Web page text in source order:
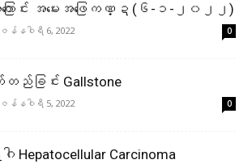
အကြောင်း အမေးအဖြေကဏ္ဍ (၆-၁-၂၀၂၂)
ဇန်နဝါရီ 6, 2022 0
က်တည်ခြင်း Gallstone
ဇန်နဝါရီ 5, 2022 0
Hepatocellular Carcinoma